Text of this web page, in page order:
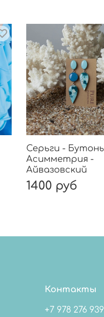
Серьги -
Асимметрия -
Айвазовский
1400 руб
Контакты
+7 978 276